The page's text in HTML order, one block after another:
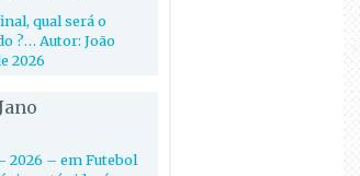
qual será o
?… Autor: João
2026
2026 – em Futebol